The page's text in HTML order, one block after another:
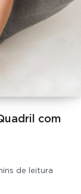
com
de leitura